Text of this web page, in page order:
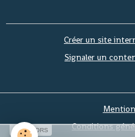
Créer un site
Signaler un
Conditions
SPONSORS